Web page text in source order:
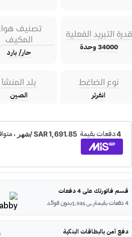
قدرة التبريد الفعلية
34000 وحدة
تصنيف
المكيف
حار/ بارد
نوع الضاغط
انفرتر
بلد المنشأ
الصين
قسم فاتورتك على 4 دفعات
4 دفعات بقيمة
ر.س بدون فوائد
دفع آمن بالبطاقات البنكية